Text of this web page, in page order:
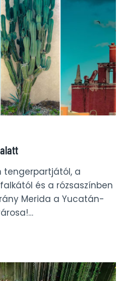
tengerpartjától, a
és a rózsaszínben
Merida a Yucatán-